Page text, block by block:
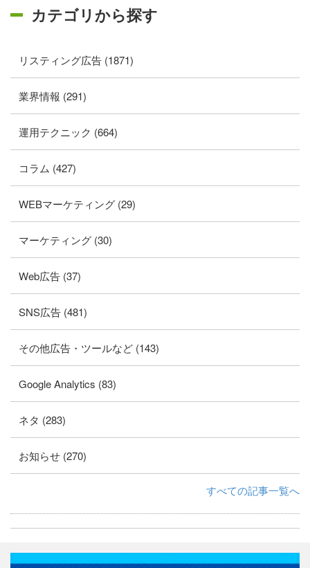
カテゴリから探す
リスティング広告 (1871)
業界情報 (291)
運用テクニック (664)
コラム (427)
WEBマーケティング (29)
マーケティング (30)
Web広告 (37)
SNS広告 (481)
その他広告・ツールなど (143)
Google Analytics (83)
ネタ (283)
お知らせ (270)
すべての記事一覧へ